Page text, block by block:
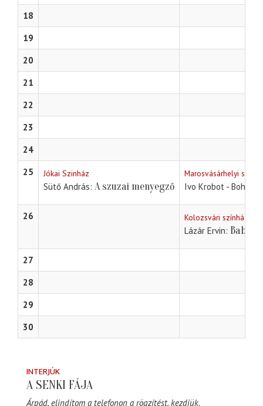
18
19
20
21
22
23
24
25
Jókai Szinház
Sütő András A szuzai menyegző
Marosvásárhelyi
Ivo Krobot -
26 Kolozsvári színház
Lázár Ervin Bab
27
28
29
30
INTERJÚK
A SENKI FÁJA
Árpád, elindítom a telefonon a rögzítést, kezdjük.